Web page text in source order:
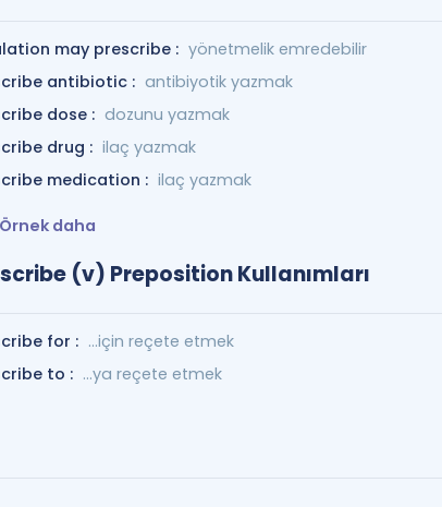
may prescribe : yönetmelik emredebilir
antibiotic : antibiyotik yazmak
dose : dozunu yazmak
drug : ilaç yazmak
medication : ilaç yazmak
daha
(v) Preposition Kullanımları
for : ...için reçete etmek
to : ...ya reçete etmek